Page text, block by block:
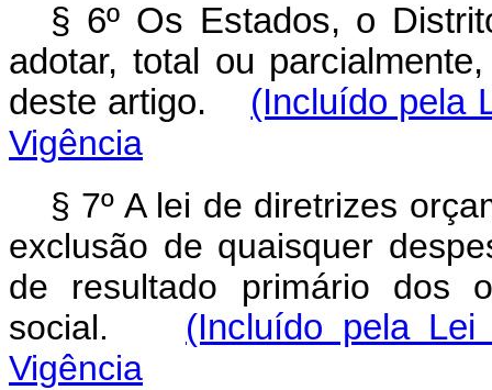
§ 6º Os Estados, o
adotar, total ou
deste artigo.
(Incluído pela
Vigência
§ 7º A lei de diretrizes
exclusão de quaisquer
de resultado primário dos
social.
(Incluído pela Lei
Vigência